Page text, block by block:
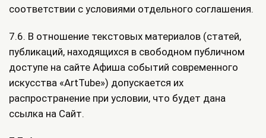
соответствии с условиями отдельного соглашения.
7.6. В отношение текстовых материалов (статей,
публикаций, находящихся в свободном публичном
доступе на сайте Афиша событий современного
искусства «ArtTube») допускается их
распространение при условии, что будет дана
ссылка на Сайт.